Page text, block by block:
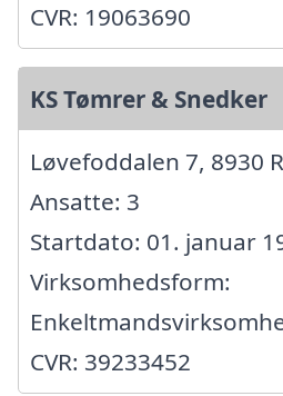
CVR: 19063690
KS Tømrer & Snedker
Løvefoddalen 7, 8930
Ansatte: 3
Startdato: 01. januar
Virksomhedsform:
CVR: 39233452